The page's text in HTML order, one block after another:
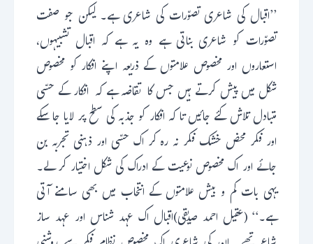
’’اقبال کی شاعری تصوّرات کی شاعری ہے۔ لیکن جو صفت
تصوّرات کو شاعری بناتی ہے وہ یہ ہے کہ اقبال تشبیہوں،
استعاروں اور مخصوص علامتوں کے ذریعہ اپنے افکار کو مخصوص
شکل میں پیش کرتے ہیں جس کا تقاضہ ہے کہ افکار کے حسّی
متبادل تلاش کئے جائیں تا کہ افکار کو جذبہ کی سطح پر لایا جا سکے
اور فکر محض خشک فکر نہ رہ کر اک حسّی اور ذہنی تجربہ بن
جائے اور اک مخصوص نوعیت کے ادراک کی شکل اختیار کر لے۔
یہی بات کم و بیش علامتوں کے انتخاب میں بھی سامنے آتی
ہے۔‘‘ (عقیل احمد صدیقی)اقبال اک عہد شناس اور عہد ساز